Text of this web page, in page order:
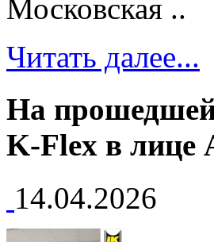
Московская ..
Читать далее...
На прошедшей
K-Flex в лице
14.04.2026